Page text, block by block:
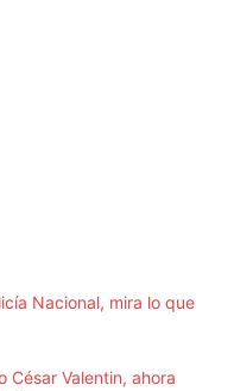
Nacional, mira lo que
César Valentin, ahora